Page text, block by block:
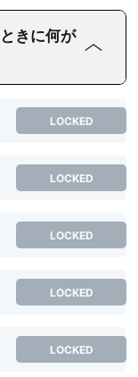
きに何が
LOCKED
LOCKED
LOCKED
LOCKED
LOCKED